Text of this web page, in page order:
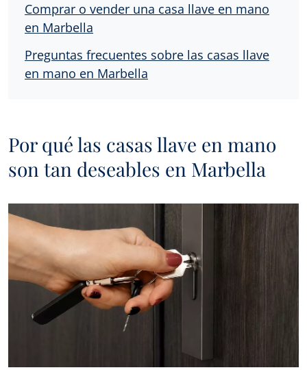
Comprar o vender una casa llave en mano
en Marbella
Preguntas frecuentes sobre las casas llave
en mano en Marbella
Por qué las casas llave en mano
son tan deseables en Marbella